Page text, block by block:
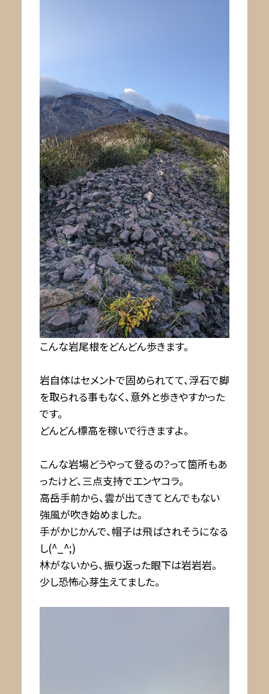
こんな岩尾根をどんどん歩きます。
岩自体はセメントで固められてて、浮石で脚
を取られる事もなく、意外と歩きやすかった
です。
どんどん標高を稼いで行きますよ。
こんな岩場どうやって登るの？って箇所もあ
ったけど、三点支持でエンヤコラ。
高岳手前から、雲が出てきてとんでもない
強風が吹き始めました。
手がかじかんで、帽子は飛ばされそうになる
し(^_^;)
林がないから、振り返った眼下は岩岩岩。
少し恐怖心芽生えてました。